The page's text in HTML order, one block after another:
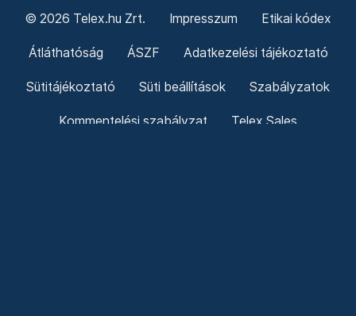
© 2026 Telex.hu Zrt. Impresszum Etikai kódex
Átláthatóság ÁSZF Adatkezelési tájékoztató
Sütitájékoztató Süti beállítások Szabályzatok
Kommentelési szabályzat Telex Sales